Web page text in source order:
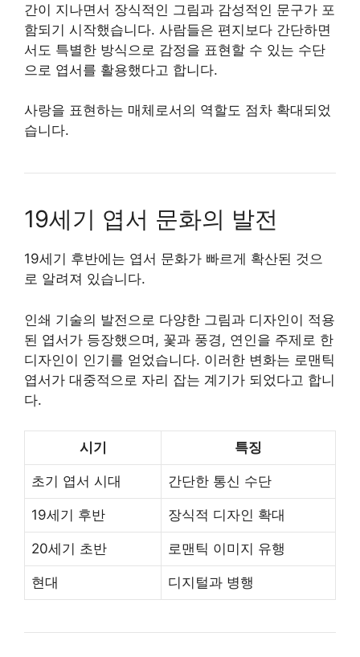
간이 지나면서 장식적인 그림과 감성적인 문구가 포
함되기 시작했습니다. 사람들은 편지보다 간단하면
서도 특별한 방식으로 감정을 표현할 수 있는 수단
으로 엽서를 활용했다고 합니다.
사랑을 표현하는 매체로서의 역할도 점차 확대되었
습니다.
19세기 엽서 문화의 발전
19세기 후반에는 엽서 문화가 빠르게 확산된 것으
로 알려져 있습니다.
인쇄 기술의 발전으로 다양한 그림과 디자인이 적용
된 엽서가 등장했으며, 꽃과 풍경, 연인을 주제로 한
디자인이 인기를 얻었습니다. 이러한 변화는 로맨틱
엽서가 대중적으로 자리 잡는 계기가 되었다고 합니
다.
시기 특징
초기 엽서 시대 간단한 통신 수단
19세기 후반 장식적 디자인 확대
20세기 초반 로맨틱 이미지 유행
현대 디지털과 병행